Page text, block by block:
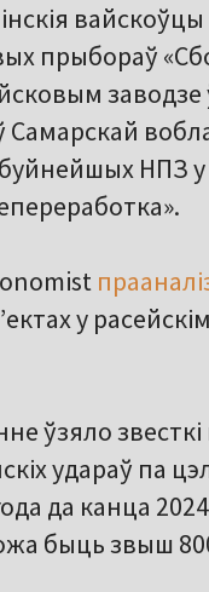
прыбораў
заводзе
Самарскай
НПЗ у
у
ўзяло
удараў па
да канца
быць звыш